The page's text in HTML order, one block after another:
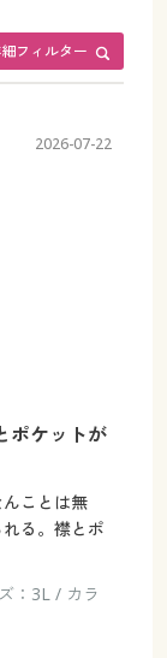
フィルター
2026-07-22
ポケットが
ことは無
る。襟とポ
：3L / カラ